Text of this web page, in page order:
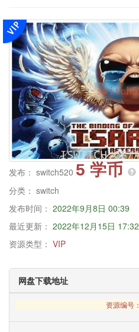
发布： switch520 5 学币
分类： switch
发布时间： 2022年9月8日 00:39
最近更新： 2022年12月15日 17:32
资源类型： VIP
网盘下载地址
资源编号：